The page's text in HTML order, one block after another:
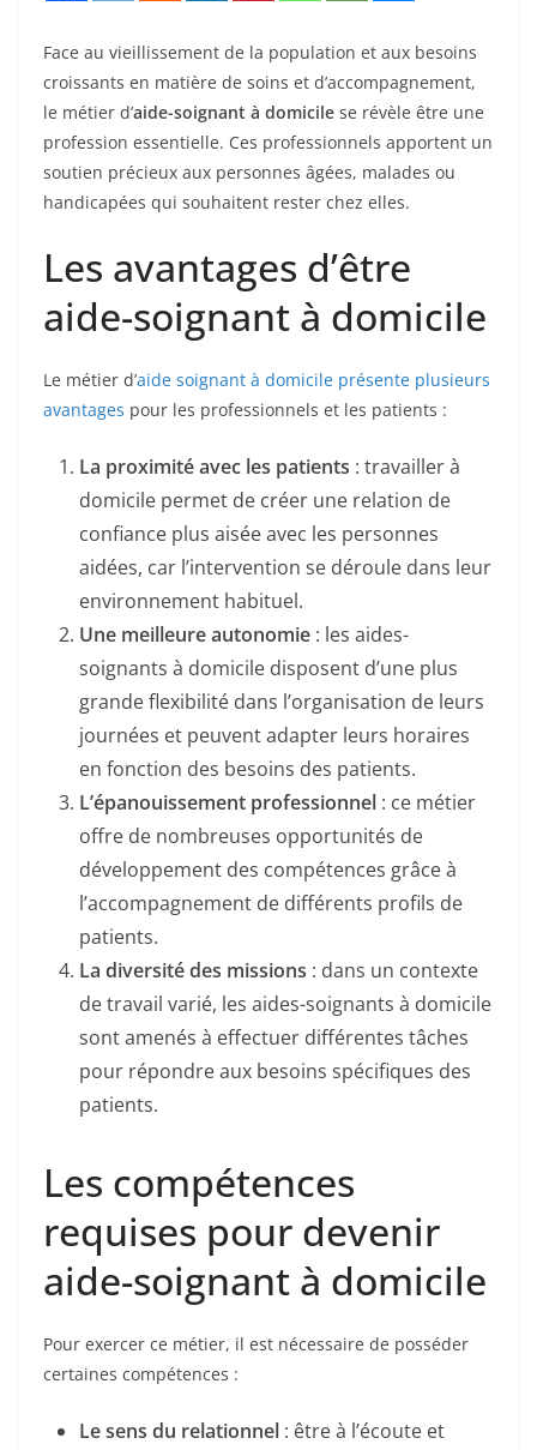
Face au vieillissement de la population et aux besoins
croissants en matière de soins et d’accompagnement,
le métier d’aide-soignant à domicile se révèle être une
profession essentielle. Ces professionnels apportent un
soutien précieux aux personnes âgées, malades ou
handicapées qui souhaitent rester chez elles.
Les avantages d’être
aide-soignant à domicile
Le métier d’aide soignant à domicile présente plusieurs
avantages pour les professionnels et les patients :
La proximité avec les patients : travailler à
domicile permet de créer une relation de
confiance plus aisée avec les personnes
aidées, car l’intervention se déroule dans leur
environnement habituel.
Une meilleure autonomie : les aides-
soignants à domicile disposent d’une plus
grande flexibilité dans l’organisation de leurs
journées et peuvent adapter leurs horaires
en fonction des besoins des patients.
L’épanouissement professionnel : ce métier
offre de nombreuses opportunités de
développement des compétences grâce à
l’accompagnement de différents profils de
patients.
La diversité des missions : dans un contexte
de travail varié, les aides-soignants à domicile
sont amenés à effectuer différentes tâches
pour répondre aux besoins spécifiques des
patients.
Les compétences
requises pour devenir
aide-soignant à domicile
Pour exercer ce métier, il est nécessaire de posséder
certaines compétences :
Le sens du relationnel : être à l’écoute et